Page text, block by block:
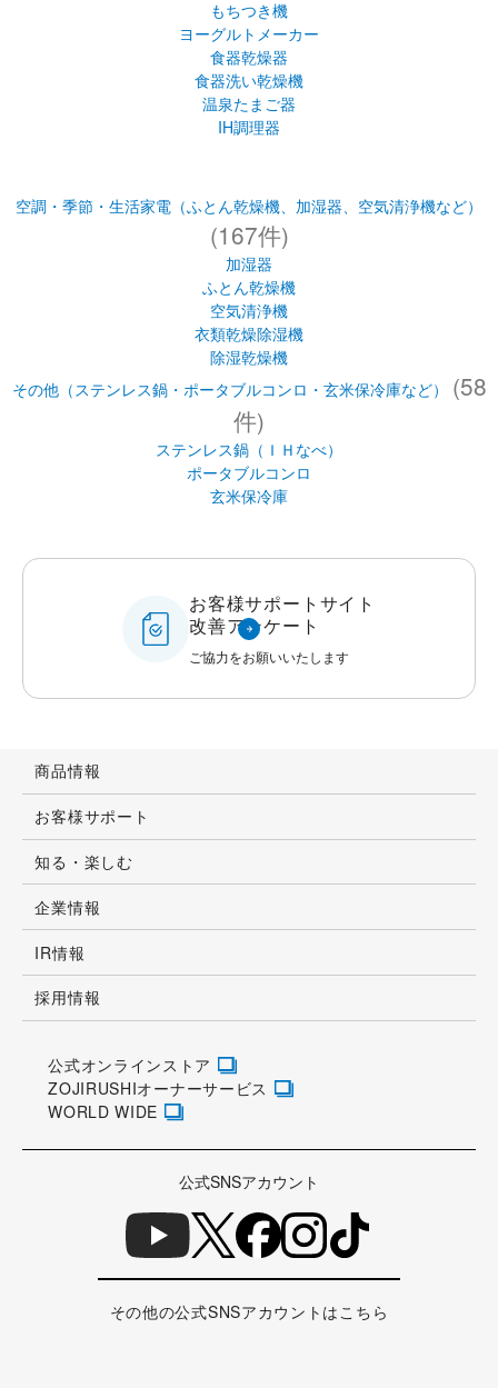
空調・季節・生活家電（ふとん乾燥機、加湿器、空気清浄機など）
(167件)
加湿器
ふとん乾燥機
空気清浄機
衣類乾燥除湿機
その他（ステンレス鍋・ポータブルコンロ・玄米保冷庫など） (58
件)
ステンレス鍋（ＩＨなべ）
ポータブルコンロ
玄米保冷庫
お客様サポートサイト
改善アンケート
ご協力をお願いいたします
お客様サポート
IR情報
採用情報
公式オンラインストア
ZOJIRUSHIオーナーサービス
WORLD WIDE
その他の公式SNSアカウントはこちら
外部に送信されるCookie等の情報の取り扱いについて
個人情報について
ウェブサイトのご利用にあたって
お取引先様専用サイト